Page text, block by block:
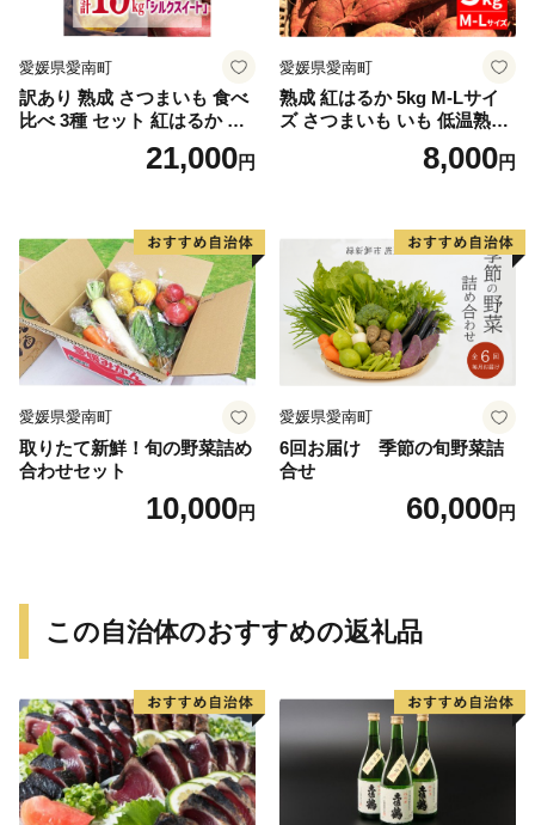
愛媛県愛南町
訳あり 熟成 さつまいも 食べ
比べ 3種 セット 紅はるか 安
納芋 シルクスイート 合計 15
kg サイズ混合 サツマイモ 焼
芋 ほしいも スイートポテト
いも天 サイズミックス 甘い
ねっとり 生芋 新芋 あんのう
いも 甘藷 べにはるか スイー
ツ 国産 糖度 産地直送 農家直
送 数量限定 21000円 愛媛 愛
南 ミッチーのおみかん畑
21,000円
愛媛県愛南町
熟成 紅はるか 5kg M-Lサイ
ズ さつまいも いも 低温熟成
完全熟成収穫 甘い 糖度 焼き
芋 やきいも スイートポテト
8,000円
愛媛県愛南町
取りたて新鮮！旬の野菜詰め
合わせセット
10,000円
愛媛県愛南町
6回お届け 季節の旬野菜詰
合せ
60,000円
この自治体のおすすめの返礼品